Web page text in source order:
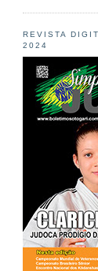
REVISTA
2024